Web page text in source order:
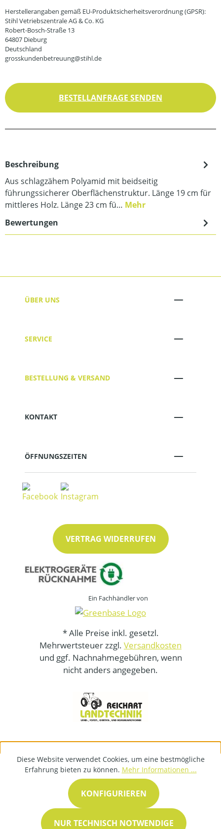
Herstellerangaben gemäß EU-Produktsicherheitsverordnung (GPSR):
Stihl Vetriebszentrale AG & Co. KG
Robert-Bosch-Straße 13
64807 Dieburg
Deutschland
grosskundenbetreuung@stihl.de
BESTELLANFRAGE SENDEN
Beschreibung
Aus schlagzähem Polyamid mit beidseitig
führungssicherer Oberflächenstruktur. Länge 19 cm für
mittleres Holz. Länge 23 cm fü… Mehr
Bewertungen
ÜBER UNS
SERVICE
BESTELLUNG & VERSAND
KONTAKT
ÖFFNUNGSZEITEN
VERTRAG WIDERRUFEN
Ein Fachhändler von
* Alle Preise inkl. gesetzl.
Mehrwertsteuer zzgl. Versandkosten
und ggf. Nachnahmegebühren, wenn
nicht anders angegeben.
Diese Website verwendet Cookies, um eine bestmögliche
Erfahrung bieten zu können. Mehr Informationen ...
NUR TECHNISCH NOTWENDIGE
KONFIGURIEREN